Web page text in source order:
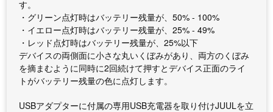
す。
・グリーン点灯時はバッテリー残量が、50% - 100%
・イエロー点灯時はバッテリー残量が、25% - 49%
・レッド点灯時はバッテリー残量が、25%以下
デバイスの両側面に小さな丸いくぼみがあり、両方のくぼみ
を摘まむように同時に2回続けて押すとデバイス正面のライ
トがバッテリー残量の色に点灯します。
USBアダプターに付属の専用USB充電器を取り付けJUULを立